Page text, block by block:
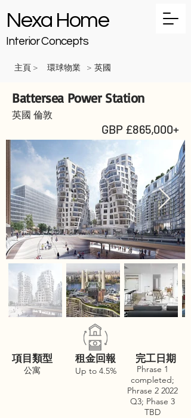
Nexa Home
Interior Concepts
主頁 > 環球物業 > 英國
Battersea Power Station
英國 倫敦
GBP £865,000+
項目類型
公寓
租金回報
Up to 4.5%
完工日期
Phrase 1
completed;
Phrase 2 2022
Q3; Phase 3
TBD